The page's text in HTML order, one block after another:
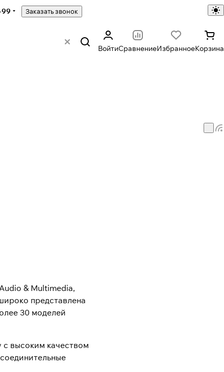
99 Заказать звонок
ВойтиСравнениеИзбранноеКорзина
& Multimedia,
представлена
30 моделей
с высоким качеством